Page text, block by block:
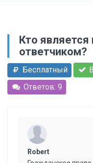
Кто
ответчиком?
Бесплатный
Ответов: 9
Robert